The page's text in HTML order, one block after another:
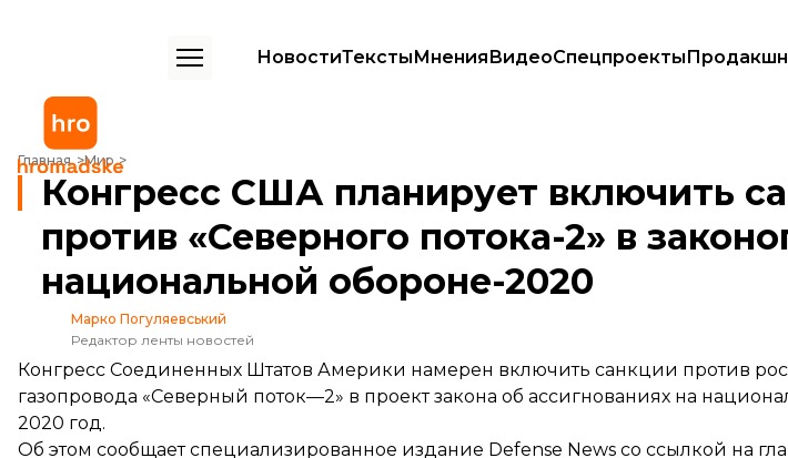
НовостиТекстыМненияВидеоСпецпроектыПродакшн
Главная Мир
Конгресс США планирует включить санкции против «Северного потока-2» в законопроект о национальной
Конгресс США планирует включить
против «Северного потока-2» в
национальной обороне-2020
Марко Погуляевський
Редактор ленты новостей
Конгресс Соединенных Штатов Америки намерен включить санкции против
газопровода «Северный поток—2» в проект закона об ассигнованиях на
2020 год.
Об этом сообщаетспециализированное издание Defense News со ссылкой на